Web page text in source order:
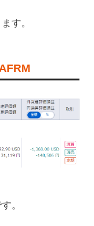
す。
。